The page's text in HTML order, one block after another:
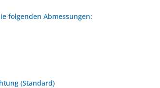
folgenden Abmessungen:
(Standard)